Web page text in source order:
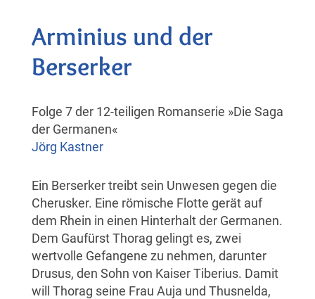
Arminius und der
Berserker
Folge 7 der 12-teiligen Romanserie »Die Saga
der Germanen«
Jörg Kastner
Ein Berserker treibt sein Unwesen gegen die
Cherusker. Eine römische Flotte gerät auf
dem Rhein in einen Hinterhalt der Germanen.
Dem Gaufürst Thorag gelingt es, zwei
wertvolle Gefangene zu nehmen, darunter
Drusus, den Sohn von Kaiser Tiberius. Damit
will Thorag seine Frau Auja und Thusnelda,